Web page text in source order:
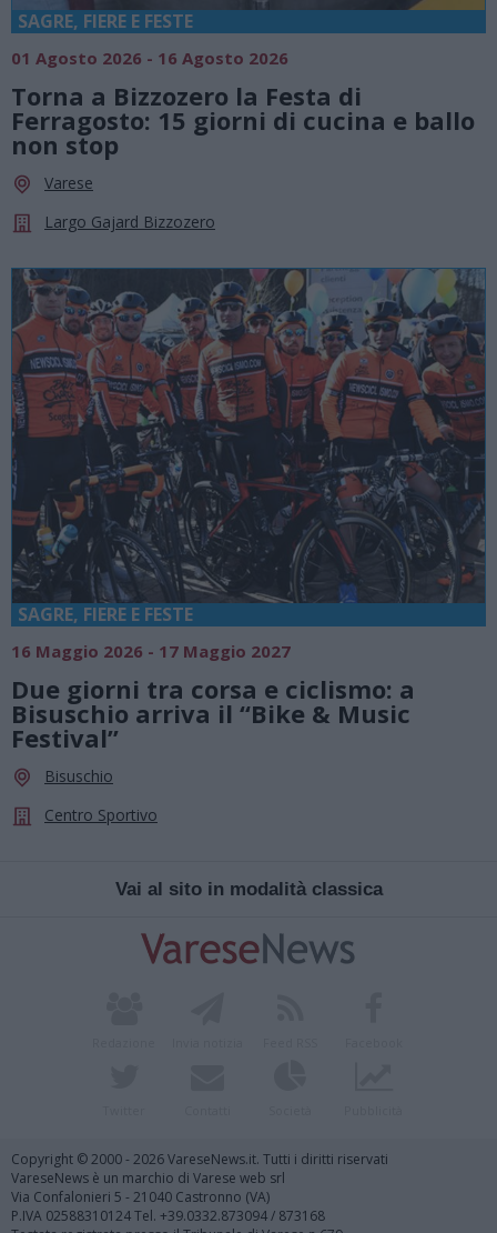
SAGRE, FIERE E FESTE
01 Agosto 2026 - 16 Agosto 2026
Torna a Bizzozero la Festa di
Ferragosto: 15 giorni di cucina e ballo
non stop
Varese
Largo Gajard Bizzozero
SAGRE, FIERE E FESTE
16 Maggio 2026 - 17 Maggio 2027
Due giorni tra corsa e ciclismo: a
Bisuschio arriva il “Bike & Music
Festival”
Bisuschio
Centro Sportivo
Vai al sito in modalità classica
Copyright © 2000 - 2026 VareseNews.it. Tutti i diritti riservati
VareseNews è un marchio di Varese web srl
Via Confalonieri 5 - 21040 Castronno (VA)
P.IVA 02588310124 Tel. +39.0332.873094 / 873168